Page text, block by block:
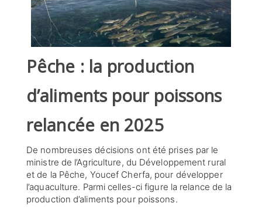
Pêche : la production
d’aliments pour poissons
relancée en 2025
De nombreuses décisions ont été prises par le
ministre de l’Agriculture, du Développement rural
et de la Pêche, Youcef Cherfa, pour développer
l’aquaculture. Parmi celles-ci figure la relance de la
production d’aliments pour poissons.